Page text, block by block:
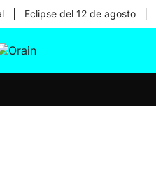
Eclipse del 12 de agosto